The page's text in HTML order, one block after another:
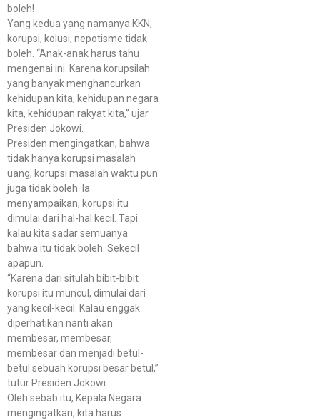
boleh!
Yang kedua yang namanya KKN;
korupsi, kolusi, nepotisme tidak
boleh. “Anak-anak harus tahu
mengenai ini. Karena korupsilah
yang banyak menghancurkan
kehidupan kita, kehidupan negara
kita, kehidupan rakyat kita,” ujar
Presiden Jokowi.
Presiden mengingatkan, bahwa
tidak hanya korupsi masalah
uang, korupsi masalah waktu pun
juga tidak boleh. Ia
menyampaikan, korupsi itu
dimulai dari hal-hal kecil. Tapi
kalau kita sadar semuanya
bahwa itu tidak boleh. Sekecil
apapun.
“Karena dari situlah bibit-bibit
korupsi itu muncul, dimulai dari
yang kecil-kecil. Kalau enggak
diperhatikan nanti akan
membesar, membesar,
membesar dan menjadi betul-
betul sebuah korupsi besar betul,”
tutur Presiden Jokowi.
Oleh sebab itu, Kepala Negara
mengingatkan, kita harus